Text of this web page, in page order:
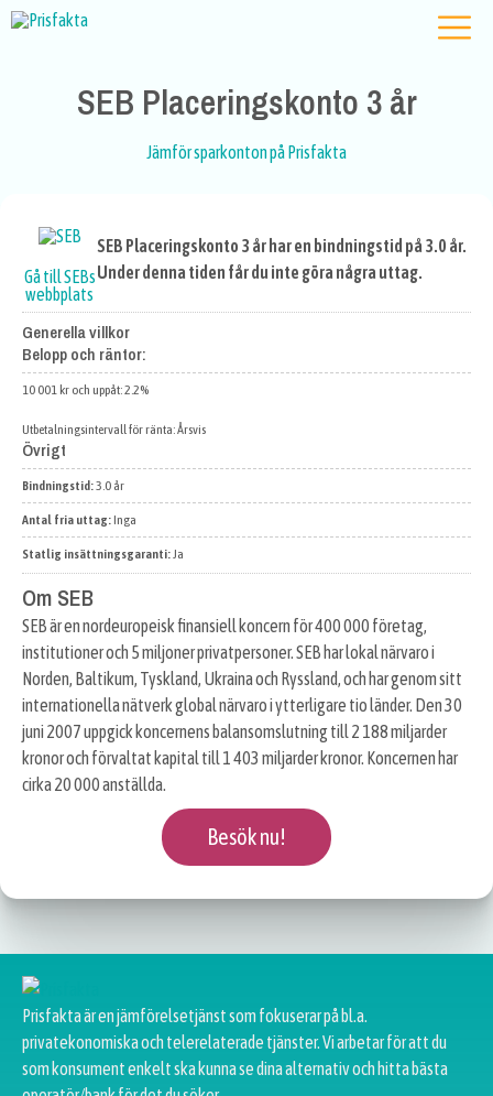
SEB Placeringskonto 3 år
Jämför sparkonton på Prisfakta
Gå till SEBs
webbplats
SEB Placeringskonto 3 år har en bindningstid på 3.0 år.
Under denna tiden får du inte göra några uttag.
Generella villkor
Belopp och räntor:
10 001 kr och uppåt: 2.2%
Utbetalningsintervall för ränta: Årsvis
Övrigt
Bindningstid:3.0 år
Antal fria uttag: Inga
Statlig insättningsgaranti:Ja
Om SEB
SEB är en nordeuropeisk finansiell koncern för 400 000 företag,
institutioner och 5 miljoner privatpersoner. SEB har lokal närvaro i
Norden, Baltikum, Tyskland, Ukraina och Ryssland, och har genom sitt
internationella nätverk global närvaro i ytterligare tio länder. Den 30
juni 2007 uppgick koncernens balansomslutning till 2 188 miljarder
kronor och förvaltat kapital till 1 403 miljarder kronor. Koncernen har
cirka 20 000 anställda.
Besök nu!
Prisfakta är en jämförelsetjänst som fokuserar på bl.a.
privatekonomiska och telerelaterade tjänster. Vi arbetar för att du
som konsument enkelt ska kunna se dina alternativ och hitta bästa